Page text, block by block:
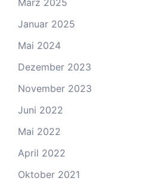
März 2025
Januar 2025
Mai 2024
Dezember 2023
November 2023
Juni 2022
Mai 2022
April 2022
Oktober 2021